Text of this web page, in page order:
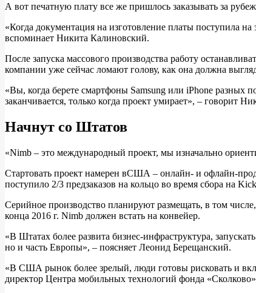
А вот печатную плату все же пришлось заказывать за
«Когда документация на изготовление платы поступила
вспоминает Никита Калиновский.
После запуска массового производства работу
компании уже сейчас ломают голову, как она должна
«Вы, когда берете смартфоны Samsung или iPhone разных
заканчивается, только когда проект умирает», – говорит
Начнут со Штатов
«Nimb – это международный проект, мы изначально
Cтартовать проект намерен вСША – онлайн- и офлайн-
поступило 2/3 предзаказов на кольцо во время сбора на
Серийное производство планируют размещать, в том
конца 2016 г. Nimb должен встать на конвейер.
«В Штатах более развита бизнес-инфраструктура,
но и часть Европы», – поясняет Леонид Берещанский.
«В США рынок более зрелый, люди готовы рисковать и
директор Центра мобильных технологий фонда